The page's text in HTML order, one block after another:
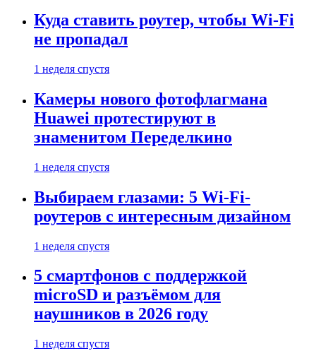
Куда ставить роутер, чтобы Wi-Fi
не пропадал
1 неделя спустя
Камеры нового фотофлагмана
Huawei протестируют в
знаменитом Переделкино
1 неделя спустя
Выбираем глазами: 5 Wi-Fi-
роутеров с интересным дизайном
1 неделя спустя
5 смартфонов с поддержкой
microSD и разъёмом для
наушников в 2026 году
1 неделя спустя